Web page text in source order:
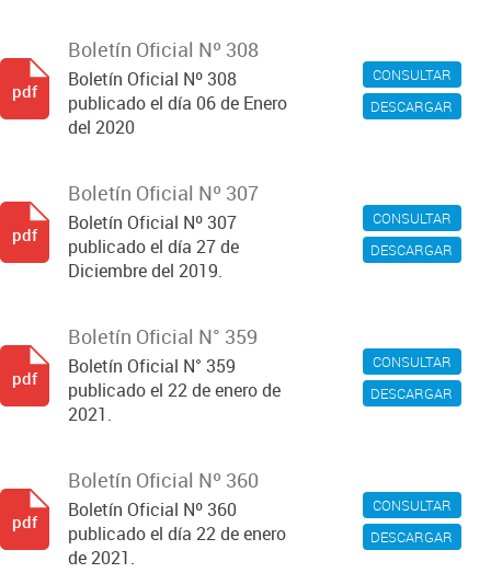
CONSULTAR
DESCARGAR
Boletín Oficial Nº 308
Boletín Oficial Nº 308
publicado el día 06 de Enero
del 2020
pdf
CONSULTAR
DESCARGAR
Boletín Oficial Nº 307
Boletín Oficial Nº 307
publicado el día 27 de
Diciembre del 2019.
pdf
CONSULTAR
DESCARGAR
Boletín Oficial N° 359
Boletín Oficial N° 359
publicado el 22 de enero de
2021.
pdf
CONSULTAR
DESCARGAR
Boletín Oficial Nº 360
Boletín Oficial Nº 360
publicado el día 22 de enero
de 2021.
pdf